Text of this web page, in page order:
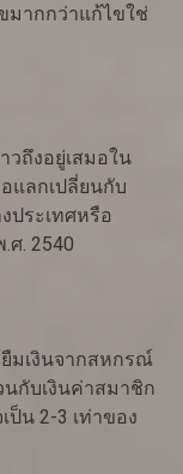
มากกว่าแก้ไขใช่
ถึงอยู่เสมอใน
แลกเปลี่ยนกับ
ประเทศหรือ
ศ. 2540
มเงินจากสหกรณ์
กับเงินค่าสมาชิก
ป็น 2-3 เท่าของ